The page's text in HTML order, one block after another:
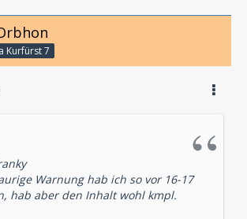
Kurfürst 7
Warnung hab ich so vor 16-17
hab aber den Inhalt wohl kmpl.